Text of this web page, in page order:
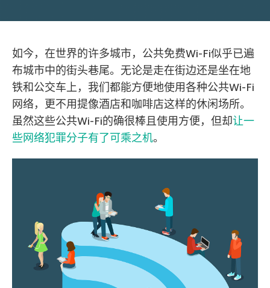
如今，在世界的许多城市，公共免费Wi-Fi似乎已遍
布城市中的街头巷尾。无论是走在街边还是坐在地
铁和公交车上，我们都能方便地使用各种公共Wi-Fi
网络，更不用提像酒店和咖啡店这样的休闲场所。
虽然这些公共Wi-Fi的确很棒且使用方便，但却让一
些网络犯罪分子有了可乘之机。